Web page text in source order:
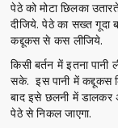
पेठे को मोटा छिलका
दीजिये. पेठे का सख्त
कद्दूकस से कस लीजिये.
किसी बर्तन में इतना
सके. इस पानी में कद्दूकस
बाद इसे छलनी में डालकर
पेठे से निकल जाएगा.